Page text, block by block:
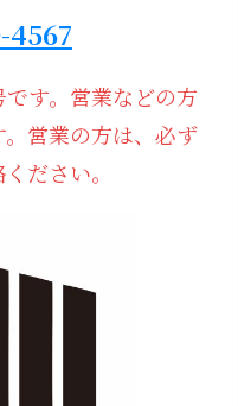
4567
す。営業などの方
営業の方は、必ず
ださい。